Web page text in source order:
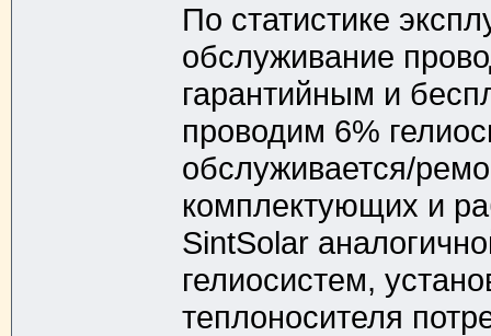
По статистике
обслуживание
гарантийным и
проводим 6%
обслуживается/
комплектующих и
SintSolar
гелиосистем,
теплоносителя